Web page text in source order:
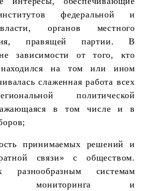
федеральной и
органов местного
правящей партии. В
зависимости от того, кто
находился на том или ином
слаженная работа всех
политической
в том числе и в
принимаемых решений и
связи» с обществом.
системам
мониторинга и